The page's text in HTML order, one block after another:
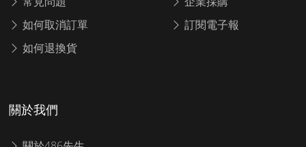
如何取消訂單
如何退換貨
訂閱電子報
關於我們